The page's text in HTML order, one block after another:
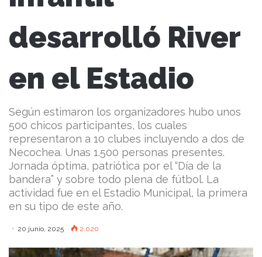
desarrolló River
en el Estadio
Según estimaron los organizadores hubo unos
500 chicos participantes, los cuales
representaron a 10 clubes incluyendo a dos de
Necochea. Unas 1.500 personas presentes.
Jornada óptima, patriótica por el “Día de la
bandera” y sobre todo plena de fútbol. La
actividad fue en el Estadio Municipal, la primera
en su tipo de este año.
20 junio, 2025 2.020